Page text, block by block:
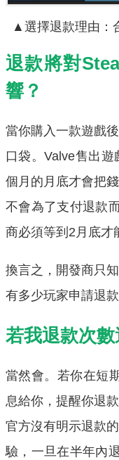
▲選擇退款理由：
退款將對
響？
當你購入一款遊戲
口袋。Valve售出
個月的月底才會把
不會為了支付退款
商必須等到2月底才
換言之，開發商只
有多少玩家申請退款
若我退款次
當然會。若你在短
息給你，提醒你退
官方沒有明示退款
驗，一旦在半年內